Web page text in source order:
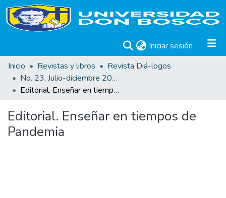
Iniciar sesión (current)
Inicio
Revistas y libros
Revista Diá-logos
No. 23, Julio-diciembre 2021
Editorial. Enseñar en tiempos de Pandemia
Editorial. Enseñar en tiempos de
Pandemia